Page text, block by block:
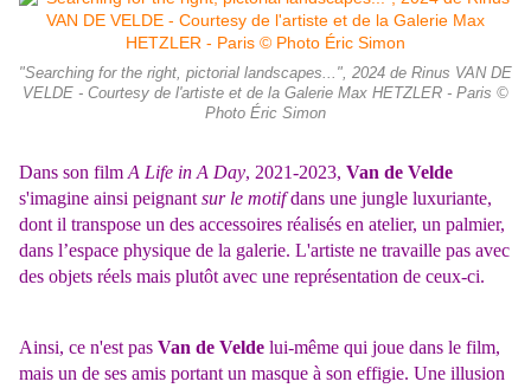
"Searching for the right, pictorial landscapes...", 2024 de Rinus VAN DE
VELDE - Courtesy de l'artiste et de la Galerie Max HETZLER - Paris ©
Photo Éric Simon
Dans son film A Life in A Day, 2021-2023, Van de Velde
s'imagine ainsi peignant sur le motifdans une jungle luxuriante,
dont il transpose un des accessoires réalisés en atelier, un palmier,
dans l’espace physique de la galerie. L'artiste ne travaille pas avec
des objets réels mais plutôt avec une représentation de ceux-ci.
Ainsi, ce n'est pas Van de Velde lui-même qui joue dans le film,
mais un de ses amis portant un masque à son effigie. Une illusion